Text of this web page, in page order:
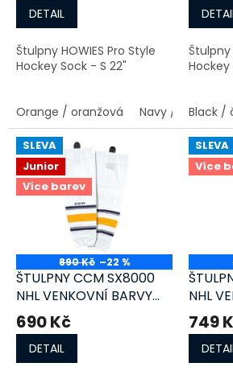
DETAIL
Štulpny HOWIES Pro Style
Hockey Sock - S 22"
Orange / oranžová Navy / tmavě
Štulpny
Hockey
Black /
SLEVA
Junior
Více barev
890 Kč –22 %
ŠTULPNY CCM SX8000
NHL VENKOVNÍ BARVY
JUNIOR
690 Kč
DETAIL
SLEVA
Více
NHL
INT
749